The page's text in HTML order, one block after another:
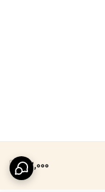
102,000